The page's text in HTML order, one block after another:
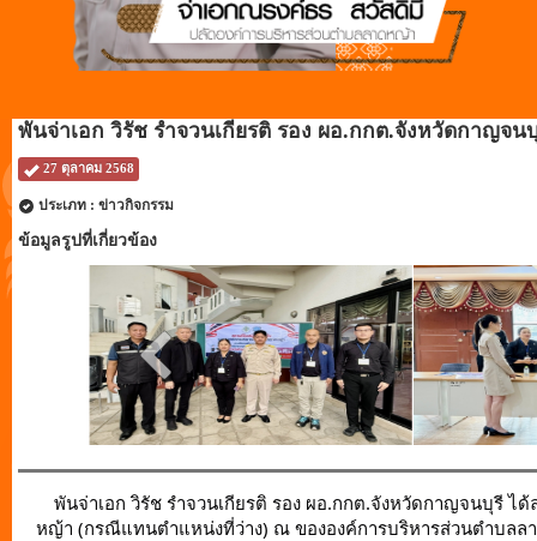
พันจ่าเอก วิรัช รำจวนเกียรติ รอง ผอ.กกต.จังหวัดกาญจ
27 ตุลาคม 2568
ประเภท : ข่าวกิจกรรม
ข้อมูลรูปที่เกี่ยวข้อง
พันจ่าเอก วิรัช รำจวนเกียรติ รอง ผอ.กกต.จังหวัดกาญจนบุรีได้
หญ้า (กรณีแทนตำแหน่งที่ว่าง) ณ ขององค์การบริหารส่วนตำบลล